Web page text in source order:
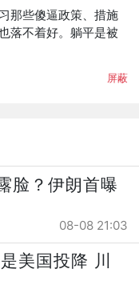
那些傻逼政策、措施
落不着好。躺平是被
屏蔽
脸？伊朗首曝
08-08 21:03
美国投降 川